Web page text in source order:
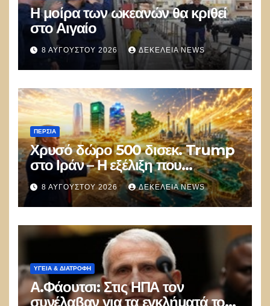
Η μοίρα των ωκεανών θα κριθεί
στο Αιγαίο
8 ΑΥΓΟΎΣΤΟΥ 2026 ΔΕΚΈΛΕΙΑ NEWS
ΠΕΡΣΊΑ
Χρυσό δώρο 500 δισεκ. Trump
στο Ιράν – Η εξέλιξη που
αποδίδει κέρδη μεγαλύτερα από
τις Apple, Nvidia και Google
8 ΑΥΓΟΎΣΤΟΥ 2026 ΔΕΚΈΛΕΙΑ NEWS
ΥΓΕΙΑ & ΔΙΑΤΡΟΦΗ
Α.Φάουτσι: Στις ΗΠΑ τον
συνέλαβαν για τα εγκλήματά του